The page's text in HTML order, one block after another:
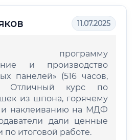
11.07.2025
программу
и производство
панелей» (516 часов,
Отличный курс по
из шпона, горячему
и наклеиванию на МДФ
дали ценные
итоговой работе.